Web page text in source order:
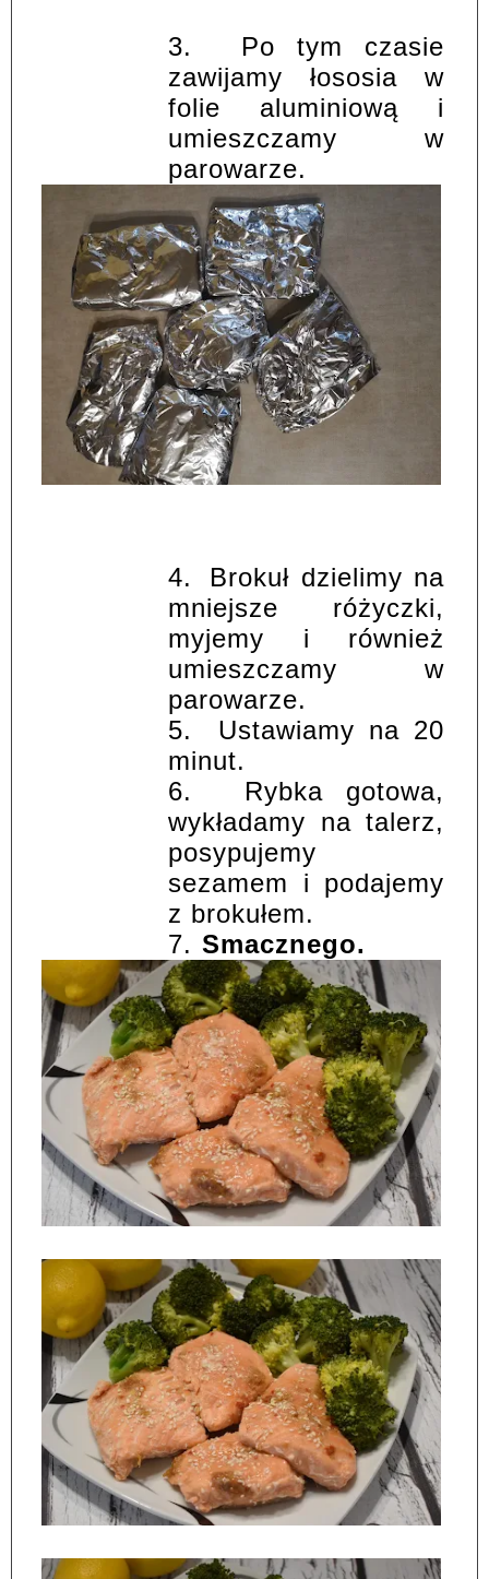
3.
Po tym czasie
zawijamy łososia w
folie aluminiową i
umieszczamy w
parowarze.
4.
Brokuł dzielimy na
mniejsze różyczki,
myjemy i również
umieszczamy w
parowarze.
5.
Ustawiamy na 20
minut.
6.
Rybka gotowa,
wykładamy na talerz,
posypujemy
sezamem i podajemy
z brokułem.
7. Smacznego.